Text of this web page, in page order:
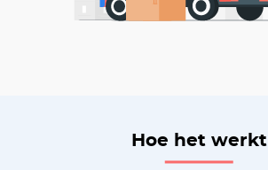
Hoe het werkt